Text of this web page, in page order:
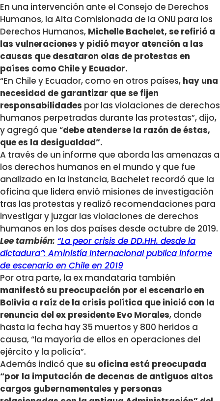
En una intervención ante el Consejo de Derechos
Humanos, la Alta Comisionada de la ONU para los
Derechos Humanos, Michelle Bachelet, se refirió a
las vulneraciones y pidió mayor atención a las
causas que desataron olas de protestas en
países como Chile y Ecuador.
“En Chile y Ecuador, como en otros países, hay una
necesidad de garantizar que se fijen
responsabilidades por las violaciones de derechos
humanos perpetradas durante las protestas”, dijo,
y agregó que “debe atenderse la razón de éstas,
que es la desigualdad”.
A través de un informe que aborda las amenazas a
los derechos humanos en el mundo y que fue
analizado en la instancia, Bachelet recordó que la
oficina que lidera envió misiones de investigación
tras las protestas y realizó recomendaciones para
investigar y juzgar las violaciones de derechos
humanos en los dos países desde octubre de 2019.
Lee también: “La peor crisis de DD.HH. desde la
dictadura”: Aministía Internacional publica informe
de escenario en Chile en 2019
Por otra parte, la ex mandataria también
manifestó su preocupación por el escenario en
Bolivia a raíz de la crisis política que inició con la
renuncia del ex presidente Evo Morales, donde
hasta la fecha hay 35 muertos y 800 heridos a
causa, “la mayoría de ellos en operaciones del
ejército y la policía”.
Además indicó que su oficina está preocupada
“por la imputación de decenas de antiguos altos
cargos gubernamentales y personas